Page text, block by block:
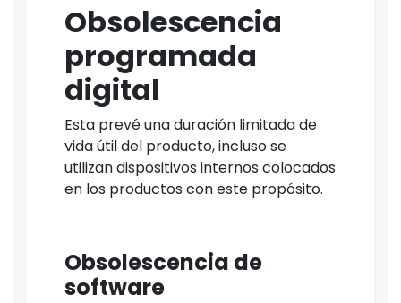
Obsolescencia
programada
digital
Esta prevé una duración limitada de
vida útil del producto, incluso se
utilizan dispositivos internos colocados
en los productos con este propósito.
Obsolescencia de
software